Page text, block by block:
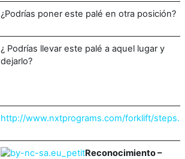
¿Podrías poner este palé en otra posición?
¿ Podrías llevar este palé a aquel lugar y
dejarlo?
http://www.nxtprograms.com/forklift/
Reconocimiento –